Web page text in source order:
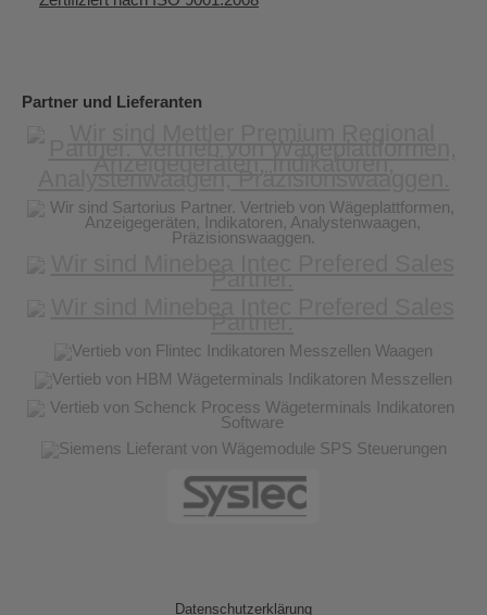
Partner und Lieferanten
Datenschutzerklärung